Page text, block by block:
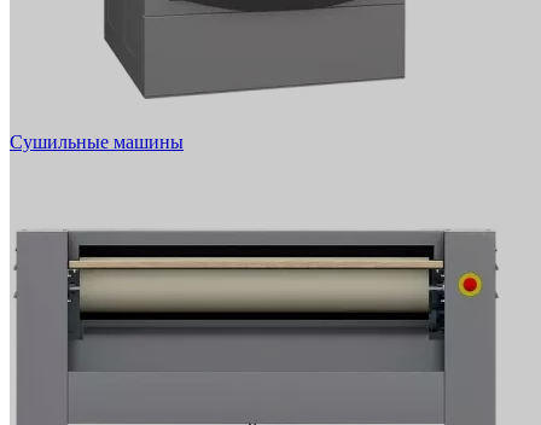
Сушильные машины